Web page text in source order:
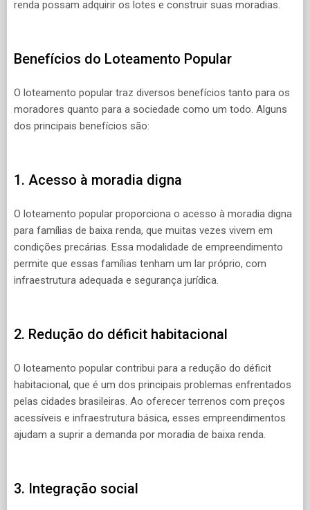
renda possam adquirir os lotes e construir suas moradias.
Benefícios do Loteamento Popular
O loteamento popular traz diversos benefícios tanto para os
moradores quanto para a sociedade como um todo. Alguns
dos principais benefícios são:
1. Acesso à moradia digna
O loteamento popular proporciona o acesso à moradia digna
para famílias de baixa renda, que muitas vezes vivem em
condições precárias. Essa modalidade de empreendimento
permite que essas famílias tenham um lar próprio, com
infraestrutura adequada e segurança jurídica.
2. Redução do déficit habitacional
O loteamento popular contribui para a redução do déficit
habitacional, que é um dos principais problemas enfrentados
pelas cidades brasileiras. Ao oferecer terrenos com preços
acessíveis e infraestrutura básica, esses empreendimentos
ajudam a suprir a demanda por moradia de baixa renda.
3. Integração social